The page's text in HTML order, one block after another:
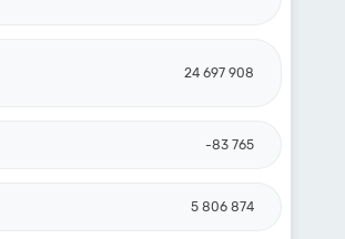
24 697 908
-83 765
5 806 874